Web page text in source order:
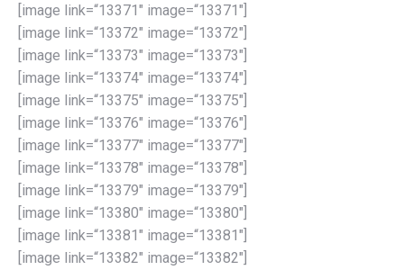
[image link=“13371″ image=“13371″]
[image link=“13372″ image=“13372″]
[image link=“13373″ image=“13373″]
[image link=“13374″ image=“13374″]
[image link=“13375″ image=“13375″]
[image link=“13376″ image=“13376″]
[image link=“13377″ image=“13377″]
[image link=“13378″ image=“13378″]
[image link=“13379″ image=“13379″]
[image link=“13380″ image=“13380″]
[image link=“13381″ image=“13381″]
[image link=“13382″ image=“13382″]